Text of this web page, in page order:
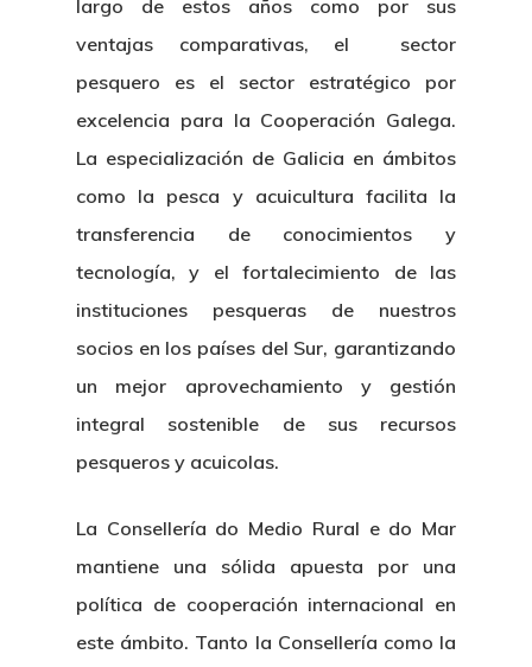
largo de estos años como por sus
ventajas comparativas, el sector
pesquero es el sector estratégico por
excelencia para la Cooperación Galega.
La especialización de Galicia en ámbitos
como la pesca y acuicultura facilita la
transferencia de conocimientos y
tecnología, y el fortalecimiento de las
instituciones pesqueras de nuestros
socios en los países del Sur, garantizando
un mejor aprovechamiento y gestión
integral sostenible de sus recursos
pesqueros y acuicolas.
La Consellería do Medio Rural e do Mar
mantiene una sólida apuesta por una
política de cooperación internacional en
este ámbito. Tanto la Consellería como la
Identidad Corporativa
Manual De Identidad
Corporativa
Logo CETMAR
Contacto
Centro De
Boletín De Noticias
Contratación
Empleo
Gobierno
Plan De Igualdad